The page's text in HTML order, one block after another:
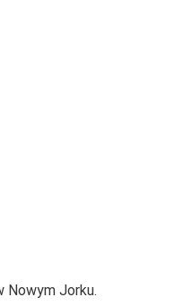
Nowym Jorku.